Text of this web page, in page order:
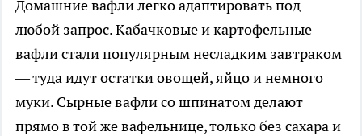
Домашние вафли легко адаптировать под
любой запрос. Кабачковые и картофельные
вафли стали популярным несладким завтраком
— туда идут остатки овощей, яйцо и немного
муки. Сырные вафли со шпинатом делают
прямо в той же вафельнице, только без сахара и